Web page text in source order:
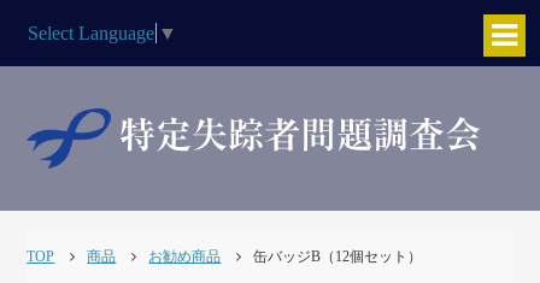
Select Language ▼
TOP 商品 お勧め商品 缶バッジB（12個セット）